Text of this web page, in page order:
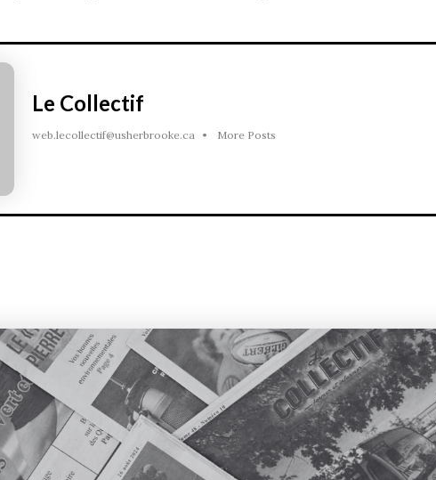
Le Collectif
web.lecollectif@usherbrooke.ca • More Posts